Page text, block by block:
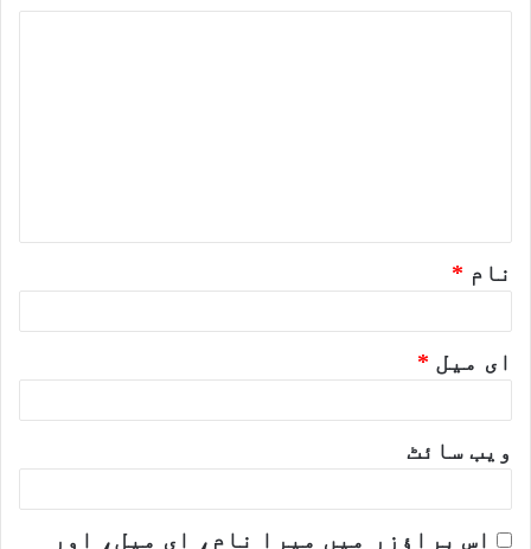
نام *
ای میل *
ویب‌ سائٹ
اس براؤزر میں میرا نام، ای میل، اور